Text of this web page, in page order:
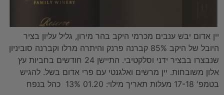
יין אדום יבש ענבים מכרמי היקב בהר מירון, גליל עליון בציר
היובל של היקב 85% קברנה פרנק והיתרה מרלו וקברנה סוביניון
שנבצרו בבציר ידני וסלקטיבי. התיישן 24 חודשים בחביות עץ
אלון משובחות. יין מרשים ואלגנטי עם פרי אדום בשל. להגיש
בטמפ' 17-18 מעלות תאריך מילוי: 01.20 13% כהל בנפח